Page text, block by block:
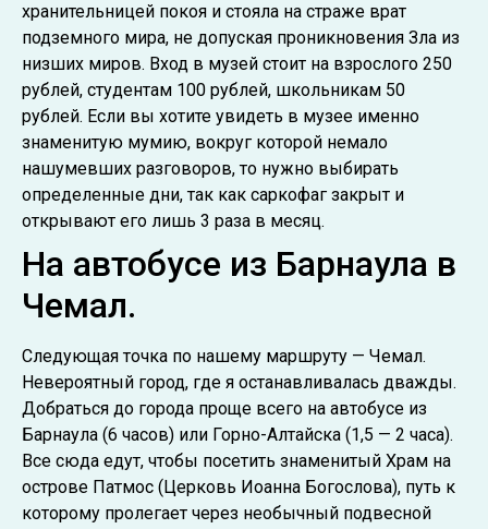
хранительницей покоя и стояла на страже врат
подземного мира, не допуская проникновения Зла из
низших миров. Вход в музей стоит на взрослого 250
рублей, студентам 100 рублей, школьникам 50
рублей. Если вы хотите увидеть в музее именно
знаменитую мумию, вокруг которой немало
нашумевших разговоров, то нужно выбирать
определенные дни, так как саркофаг закрыт и
открывают его лишь 3 раза в месяц.
На автобусе из Барнаула в
Чемал.
Следующая точка по нашему маршруту — Чемал.
Невероятный город, где я останавливалась дважды.
Добраться до города проще всего на автобусе из
Барнаула (6 часов) или Горно-Алтайска (1,5 — 2 часа).
Все сюда едут, чтобы посетить знаменитый Храм на
острове Патмос (Церковь Иоанна Богослова), путь к
которому пролегает через необычный подвесной